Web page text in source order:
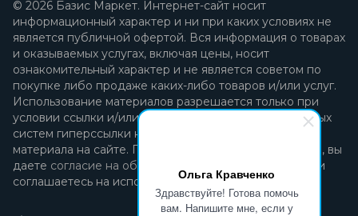
Ольга Кравченко
Здравствуйте! Готова помочь
вам. Напишите мне, если у
© 2026 Базис Маркет. Интернет-сайт носит
информационный характер и ни при каких условиях не
является публичной офертой. Вся информация о товарах
и оказываемых услугах, включая цены, носит
ознакомительный характер и не является советом по
покупке либо продаже каких-либо товаров и/или услуг.
Использование материалов разрешается только при
условии ссылки и/или прямой открытой для поисковых
систем гиперссылки на непосредственный адрес
материала на сайте. Продолжая пользоваться сайтом, вы
даете согласие на обработку персональных данных
и
соглашаетесь на использование файлов cookie.